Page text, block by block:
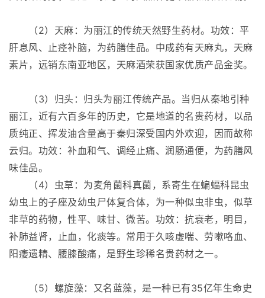
（2）天麻：为丽江的传统天然野生药材。功效：平
肝息风、止痉补脑，为药膳佳品。中成药有天麻丸，天麻
素片，远销东南亚地区，天麻酒荣获国家优质产品金奖。
（3）归头：归头为丽江传统产品。当归从秦地引种
丽江，近有六百多年的历史，它是地道的名贵药材，以品
质纯正、挥发油含量高于秦归深受国内外欢迎，因而故称
云归。功效：补血和气、调经止痛、润肠通便，为药膳风
味佳品。
（4）虫草：为麦角菌科真菌，系寄生在蝙蝠科昆虫
幼虫上的子座及幼虫尸体复合体，为一种似虫非虫，似草
非草的药物，性平、味甘、微苦。功效：抗衰老，明目，
补肺益肾，止血，化痰等。常用于久咳虚喘、劳嗽咯血、
阳痿遗精、腰膝酸痛，是野生珍稀名贵药材之一。
（5）螺旋藻：又名蓝藻，是一种已有35亿年生命史